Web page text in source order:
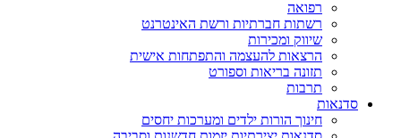
רפואה
רשתות חברתיות ורשת האינטרנט
שיווק ומכירות
הרצאות להעצמה והתפתחות אישית
תזונה בריאות וספורט
תרבות
סדנאות
חינוך הורות ילדים ומערכות יחסים